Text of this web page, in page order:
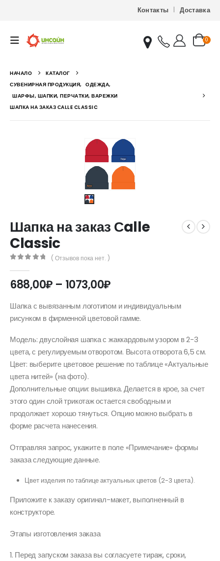
Контакты Доставка
0
НАЧАЛО
КАТАЛОГ
СУВЕНИРНАЯ ПРОДУКЦИЯ, ОДЕЖДА,
ШАРФЫ, ШАПКИ, ПЕРЧАТКИ, ВАРЕЖКИ
ШАПКА НА ЗАКАЗ СALLE CLASSIC
Шапка на заказ Сalle
Classic
( Отзывов пока нет. )
688,00₽ – 1073,00₽
688,00₽
–
Шапка с вывязанным логотипом и индивидуальным
рисунком в фирменной цветовой гамме.
Модель: двуслойная шапка с жаккардовым узором в 2-3
цвета, с регулируемым отворотом. Высота отворота 6,5 см.
Цвет: выберите цветовое решение по таблице «Актуальные
цвета нитей» (на фото).
Дополнительные опции: вышивка. Делается в крое, за счет
этого один слой трикотаж остается свободным и
продолжает хорошо тянуться. Опцию можно выбрать в
форме расчета нанесения.
Отправляя запрос, укажите в поле «Примечание» формы
заказа следующие данные.
Цвет изделия по таблице актуальных цветов (2-3 цвета).
Приложите к заказу оригинал-макет, выполненный в
конструкторе.
Этапы изготовления заказа
1. Перед запуском заказа вы согласуете тираж, сроки,